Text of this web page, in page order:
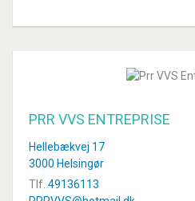
PRR VVS ENTREPRISE
Hellebækvej 17
3000 Helsingør
Tlf. 49136113